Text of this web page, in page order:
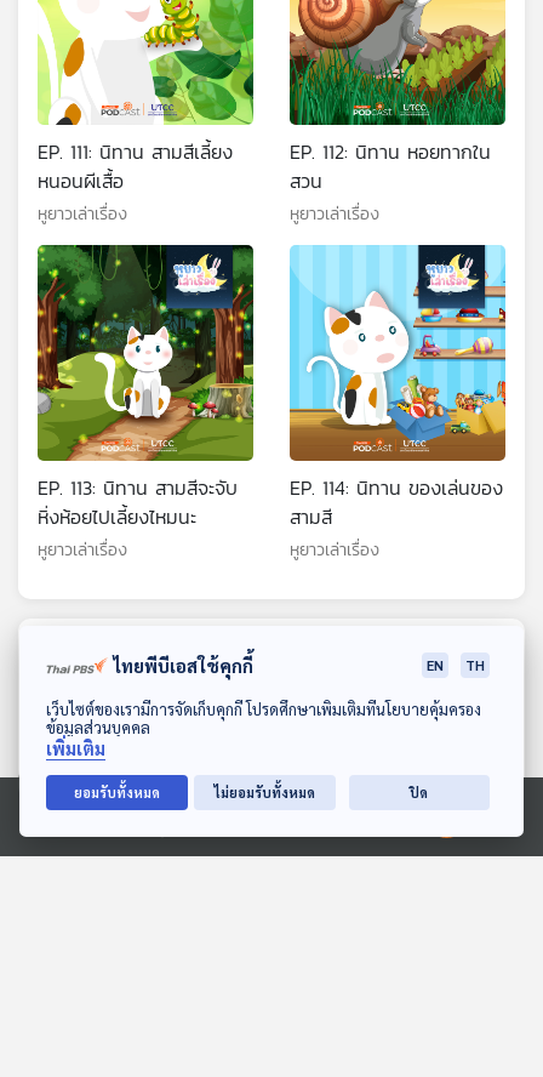
ดาวน์โหลด Thai PBS Podcast Application
Ⓒ 2020 องค์การกระจายเสียงและแพร่ภาพสาธารณะแห่งประเทศไทย
EP. 111: นิทาน สามสีเลี้ยง
หนอนผีเสื้อ
หูยาวเล่าเรื่อง
EP. 112: นิทาน หอยทากใน
สวน
หูยาวเล่าเรื่อง
EP. 113: นิทาน สามสีจะจับ
หิ่งห้อยไปเลี้ยงไหมนะ
หูยาวเล่าเรื่อง
EP. 114: นิทาน ของเล่นของ
สามสี
หูยาวเล่าเรื่อง
ตอนที่เกี่ยวข้องไทยพีบีเอสใช้คุกกี้ EN TH
เว็บไซต์ของเรามีการจัดเก็บคุกกี้ โปรดศึกษาเพิ่มเติมที่นโยบายคุ้มครอง
ข้อมูลส่วนบุคคล
เพิ่มเติม
ยอมรับทั้งหมด ไม่ยอมรับทั้งหมด ปิด